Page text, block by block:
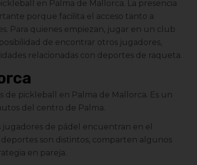
en Palma de Mallorca. La presencia
porque facilita el acceso tanto a
Para quienes empiezan, jugar en un club
de encontrar otros jugadores,
relacionadas con deportes de raqueta.
pickleball en Palma de Mallorca. Es un
del centro de Palma.
de pádel encuentran en el
son distintos, comparten algunos
en pareja.